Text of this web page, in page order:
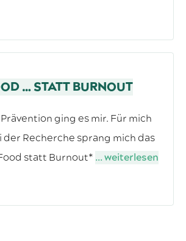
… STATT BURNOUT
ging es mir. Für mich
der Recherche sprang mich das
statt Burnout* ... weiterlesen